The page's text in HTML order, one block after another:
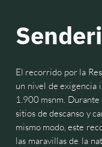
El recorrido por la
un nivel de exigencia
1.900 msnm.
sitios de descanso y
mismo modo, este
las maravillas de la